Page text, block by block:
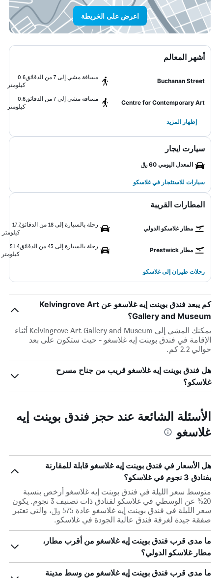
اعرض على الخريطة
أشهر المعالم
Buchanan Street
مسافة مشي إلى 7 من الدقائق
0.6
كيلومتر
Centre for Contemporary Art
مسافة مشي إلى 7 من الدقائق
0.6
كيلومتر
إظهار المزيد
سيارت ايجار
المعدل اليومي 60 ﷼
سيارات للاستئجار في غلاسكو
المطارات القريبة
مطار غلاسكو الدولي
رحلة بالسيارة إلى 18 من الدقائق
17.7
كيلومتر
مطار Prestwick
رحلة بالسيارة إلى 43 من الدقائق
51.4
كيلومتر
رحلات طيران إلى غلاسكو
كم يبعد فندق بوينت إيه غلاسغو عن Kelvingrove Art
Gallery and Museum؟
يمكنك المشي إلى Kelvingrove Art Gallery and Museum أثناء
الإقامة في فندق بوينت إيه غلاسغو - حيث ستكون على بعد
حوالي 2.2 كم.
هل فندق بوينت إيه غلاسغو قريب من جناح مسرح
غلاسكو؟
الأسئلة الشائعة عند حجز فندق بوينت إيه
غلاسغو
هل الأسعار في فندق بوينت إيه غلاسغو قابلة للمقارنة
بفنادق 3 نجوم في غلاسكو؟
متوسط سعر الليلة في فندق بوينت إيه غلاسغو أرخص بنسبة
20% عن الوسطي في غلاسكو لفنادق ذات تصنيف 3 نجوم. يكون
سعر الليلة في فندق بوينت إيه غلاسغو عادة 575 ﷼، والتي تعتبر
صفقة جيدة لغرفة فندق عالية الجودة في غلاسكو.
ما مدى قرب فندق بوينت إيه غلاسغو من أقرب مطار،
مطار غلاسكو الدولي؟
ما مدى قرب فندق بوينت إيه غلاسغو من وسط مدينة